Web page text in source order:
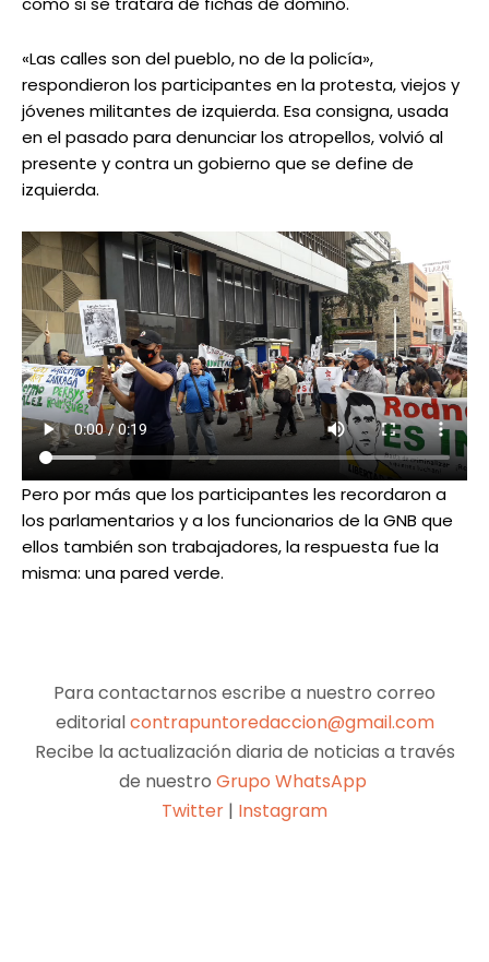
«Las calles son del pueblo, no de la policía»,
respondieron los participantes en la protesta, viejos y
jóvenes militantes de izquierda. Esa consigna, usada
en el pasado para denunciar los atropellos, volvió al
presente y contra un gobierno que se define de
izquierda.
Pero por más que los participantes les recordaron a
los parlamentarios y a los funcionarios de la GNB que
ellos también son trabajadores, la respuesta fue la
misma: una pared verde.
Para contactarnos escribe a nuestro correo
editorialcontrapuntoredaccion@gmail.com
Recibe la actualización diaria de noticias a través
de nuestro Grupo WhatsApp
Twitter | Instagram